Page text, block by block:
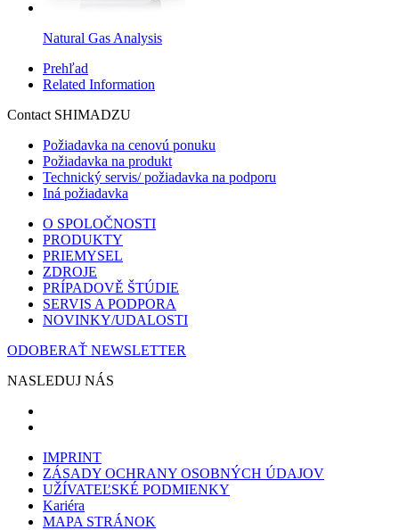
Natural Gas Analysis
Prehľad
Related Information
Contact SHIMADZU
Požiadavka na cenovú ponuku
Požiadavka na produkt
Technický servis/ požiadavka na podporu
Iná požiadavka
O SPOLOČNOSTI
PRODUKTY
PRIEMYSEL
ZDROJE
PRÍPADOVĚ ŠTÚDIE
SERVIS A PODPORA
NOVINKY/UDALOSTI
ODOBERAŤ NEWSLETTER
NASLEDUJ NÁS
IMPRINT
ZÁSADY OCHRANY OSOBNÝCH ÚDAJOV
UŽÍVATEĽSKÉ PODMIENKY
Kariéra
MAPA STRÁNOK